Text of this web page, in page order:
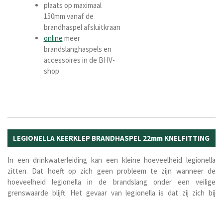
plaats op maximaal
150mm vanaf de
brandhaspel afsluitkraan
online meer
brandslanghaspels en
accessoires in de BHV-
shop
LEGIONELLA KEERKLEP BRANDHASPEL 22mm KNELFITTING
In een drinkwaterleiding kan een kleine hoeveelheid legionella
zitten. Dat hoeft op zich geen probleem te zijn wanneer de
hoeveelheid legionella in de brandslang onder een veilige
grenswaarde blijft. Het gevaar van legionella is dat zij zich bij